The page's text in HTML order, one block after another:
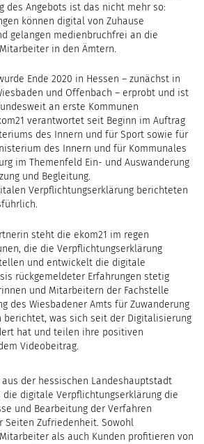
des Angebots ist das nicht mehr so:
können digital von Zuhause
gelangen medienbruchfrei an die
in den Ämtern.
Ende 2020 in Hessen – zunächst in
und Offenbach – erprobt und ist
an erste Kommunen
verantwortet seit Beginn im Auftrag
des Innern und für Sport sowie für
des Innern und für Kommunales
im Themenfeld Ein- und Auswanderung
und Begleitung.
Verpflichtungserklärung berichteten
steht die ekom21 im regen
die die Verpflichtungserklärung
und entwickelt die digitale
rückgemeldeter Erfahrungen stetig
und Mitarbeitern der Fachstelle
des Wiesbadener Amts für Zuwanderung
berichtet, was sich seit der Digitalisierung
hat und teilen ihre positiven
Videobeitrag.
der hessischen Landeshauptstadt
die digitale Verpflichtungserklärung die
und Bearbeitung der Verfahren
Seiten Zufriedenheit. Sowohl
als auch Kunden profitieren von